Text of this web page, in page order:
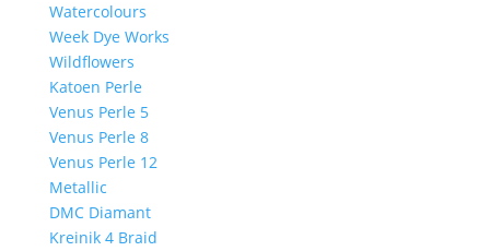
Watercolours
Week Dye Works
Wildflowers
Katoen Perle
Venus Perle 5
Venus Perle 8
Venus Perle 12
Metallic
DMC Diamant
Kreinik 4 Braid